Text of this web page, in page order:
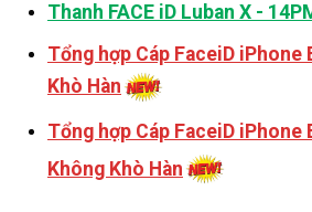
Thanh FACE iD Luban X -
Tổng hợp Cáp FaceiD iPhone
Khò Hàn
Tổng hợp Cáp FaceiD iPhone
Không Khò Hàn